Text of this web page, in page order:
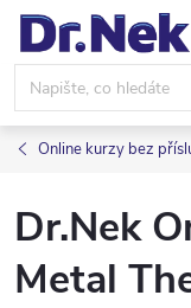
Přejít
obsah
Online kurzy bez
Dr.Nek
Metal